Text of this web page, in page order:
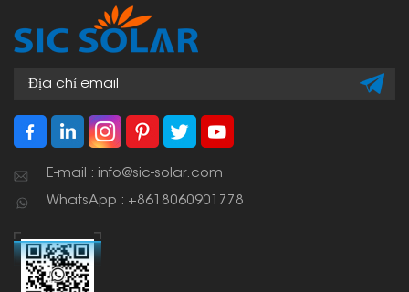
được thời tiết, do đó đảm
bảo hệ thống năng lượng
mặt trời chắc chắn và
E-mail : info@sic-solar.com
WhatsApp : +8618060901778